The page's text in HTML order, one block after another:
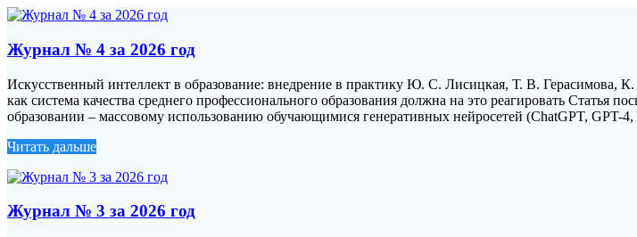
Журнал № 4 за 2026 год
Искусственный интеллект в образование: внедрение в практику Ю. С. Лисицкая, Т. В. Герасимова,
как система качества среднего профессионального образования должна на это реагировать Статья
образовании – массовому использованию обучающимися генеративных нейросетей (ChatGPT, GPT-
Читать дальше
Журнал № 3 за 2026 год